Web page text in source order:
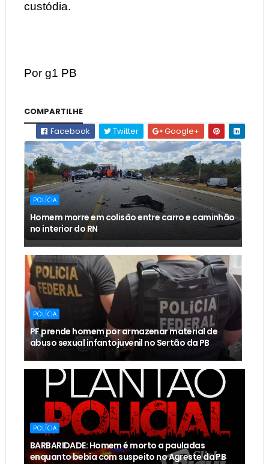
custódia.
Por g1 PB
COMPARTILHE
Facebook
Twitter Google+
POLÍCIA
Homem morre em colisão entre carro e caminhão
no interior do RN
POLÍCIA
PF prende homem por armazenar material de
abuso sexual infantojuvenil no Sertão da PB
POLÍCIA
BARBARIDADE: Homem é morto a pauladas
enquanto bebia com suspeito no Agreste da PB